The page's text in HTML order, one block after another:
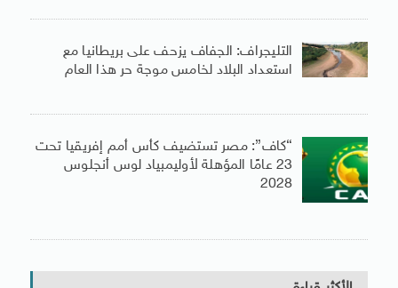
التليجراف: الجفاف يزحف على بريطانيا مع
استعداد البلاد لخامس موجة حر هذا العام
“كاف”: مصر تستضيف كأس أمم إفريقيا تحت
23 عامًا المؤهلة لأوليمبياد لوس أنجلوس
2028